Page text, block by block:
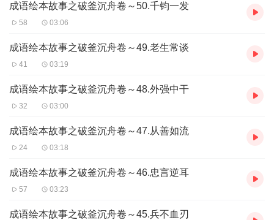
成语绘本故事之破釜沉舟卷～50.千钧一发
58 03:06
成语绘本故事之破釜沉舟卷～49.老生常谈
41 03:19
成语绘本故事之破釜沉舟卷～48.外强中干
32 03:00
成语绘本故事之破釜沉舟卷～47.从善如流
24 03:18
成语绘本故事之破釜沉舟卷～46.忠言逆耳
57 03:23
成语绘本故事之破釜沉舟卷～45.兵不血刃